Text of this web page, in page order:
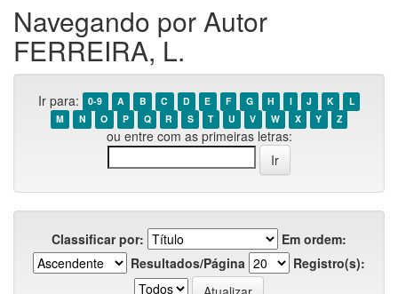
Navegando por Autor
FERREIRA, L.
Ir para: 0-9 A B C D E F G H I J K
L
M
N O P Q R S T U V W X Y Z
ou entre com as primeiras letras:
Classificar por:
Em ordem:
Resultados/Página
Registro(s):